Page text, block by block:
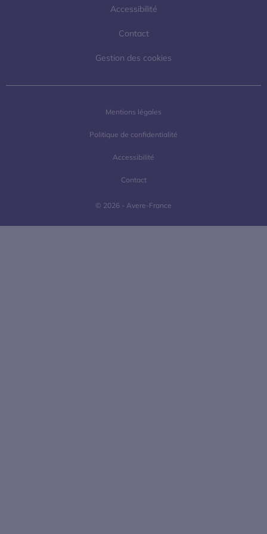
Accessibilité
Contact
Gestion des cookies
Mentions légales
Politique de confidentialité
Accessibilité
Contact
© 2026 - Avere-France